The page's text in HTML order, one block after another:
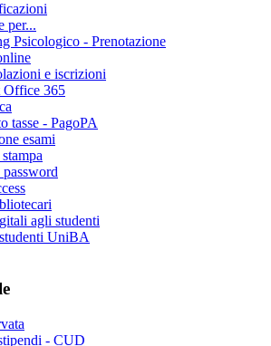
per...
Psicologico - Prenotazione
e iscrizioni
365
tasse - PagoPA
esami
agli studenti
UniBA
- CUD